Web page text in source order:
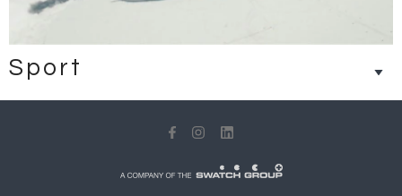
Sport